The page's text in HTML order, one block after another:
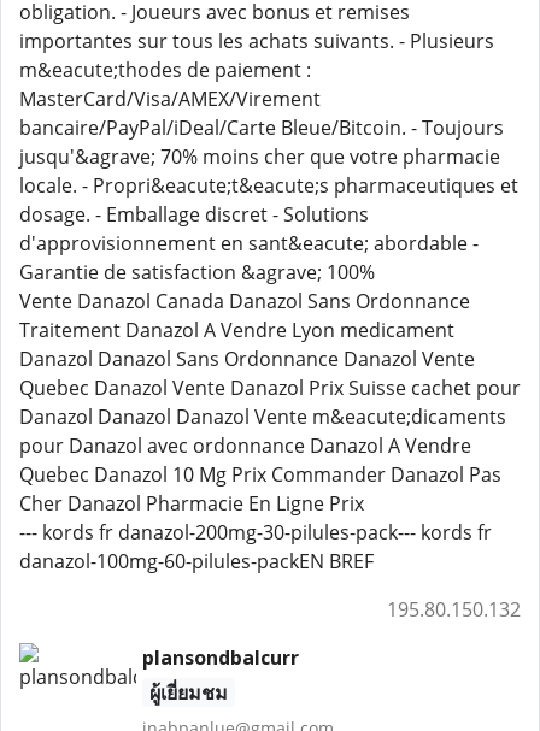
obligation. - Joueurs avec bonus et remises
importantes sur tous les achats suivants. - Plusieurs
m&eacute;thodes de paiement :
MasterCard/Visa/AMEX/Virement
bancaire/PayPal/iDeal/Carte Bleue/Bitcoin. - Toujours
jusqu'&agrave; 70% moins cher que votre pharmacie
locale. - Propri&eacute;t&eacute;s pharmaceutiques et
dosage. - Emballage discret - Solutions
d'approvisionnement en sant&eacute; abordable -
Garantie de satisfaction &agrave; 100%
Vente Danazol Canada Danazol Sans Ordonnance
Traitement Danazol A Vendre Lyon medicament
Danazol Danazol Sans Ordonnance Danazol Vente
Quebec Danazol Vente Danazol Prix Suisse cachet pour
Danazol Danazol Danazol Vente m&eacute;dicaments
pour Danazol avec ordonnance Danazol A Vendre
Quebec Danazol 10 Mg Prix Commander Danazol Pas
Cher Danazol Pharmacie En Ligne Prix
--- kords fr danazol-200mg-30-pilules-pack--- kords fr
danazol-100mg-60-pilules-packEN BREF
195.80.150.132
plansondbalcurr
ผู้เยี่ยมชม